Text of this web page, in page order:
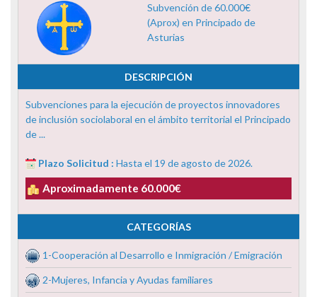
Subvención de 60.000€
(Aprox) en Principado de
Asturias
DESCRIPCIÓN
Subvenciones para la ejecución de proyectos innovadores
de inclusión sociolaboral en el ámbito territorial el Principado
de ...
Plazo Solicitud : Hasta el 19 de agosto de 2026.
Aproximadamente 60.000€
CATEGORÍAS
1-Cooperación al Desarrollo e Inmigración / Emigración
2-Mujeres, Infancia y Ayudas familiares